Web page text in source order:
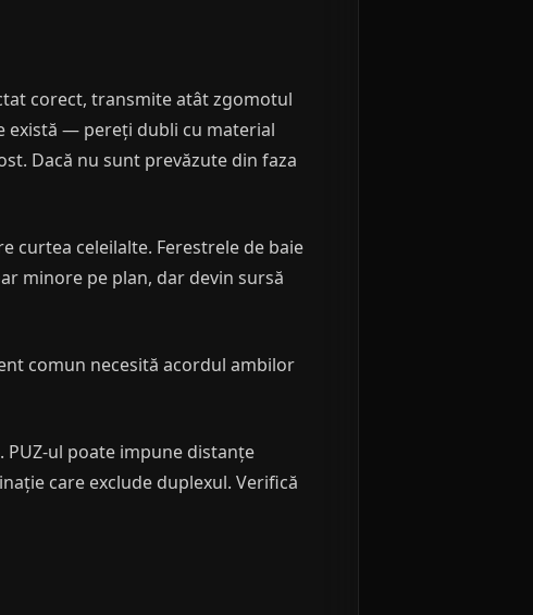
corect, transmite atât zgomotul
există — pereți dubli cu material
Dacă nu sunt prevăzute din faza
curtea celeilalte. Ferestrele de baie
minore pe plan, dar devin sursă
comun necesită acordul ambilor
ul poate impune distanțe
care exclude duplexul. Verifică